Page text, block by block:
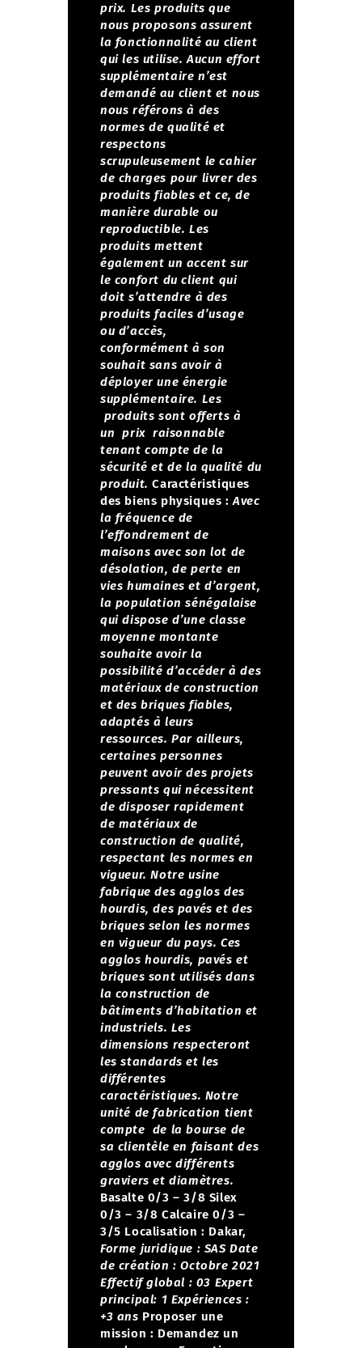
prix. Les produits que
nous proposons assurent
la fonctionnalité au client
qui les utilise. Aucun effort
supplémentaire n’est
demandé au client et nous
nous référons à des
normes de qualité et
respectons
scrupuleusement le cahier
de charges pour livrer des
produits fiables et ce, de
manière durable ou
reproductible. Les
produits mettent
également un accent sur
le confort du client qui
doit s’attendre à des
produits faciles d’usage
ou d’accès,
conformément à son
souhait sans avoir à
déployer une énergie
supplémentaire. Les
produits sont offerts à
un prix raisonnable
tenant compte de la
sécurité et de la qualité du
produit. Caractéristiques
des biens physiques : Avec
la fréquence de
l’effondrement de
maisons avec son lot de
désolation, de perte en
vies humaines et d’argent,
la population sénégalaise
qui dispose d’une classe
moyenne montante
souhaite avoir la
possibilité d’accéder à des
matériaux de construction
et des briques fiables,
adaptés à leurs
ressources. Par ailleurs,
certaines personnes
peuvent avoir des projets
pressants qui nécessitent
de disposer rapidement
de matériaux de
construction de qualité,
respectant les normes en
vigueur. Notre usine
fabrique des agglos des
hourdis, des pavés et des
briques selon les normes
en vigueur du pays. Ces
agglos hourdis, pavés et
briques sont utilisés dans
la construction de
bâtiments d’habitation et
industriels. Les
dimensions respecteront
les standards et les
différentes
caractéristiques. Notre
unité de fabrication tient
compte de la bourse de
sa clientèle en faisant des
agglos avec différents
graviers et diamètres.
Basalte 0/3 – 3/8 Silex
0/3 – 3/8 Calcaire 0/3 –
3/5 Localisation : Dakar,
Forme juridique : SAS Date
de création : Octobre 2021
Effectif global : 03 Expert
principal: 1 Expériences :
+3 ans Proposer une
mission : Demandez un